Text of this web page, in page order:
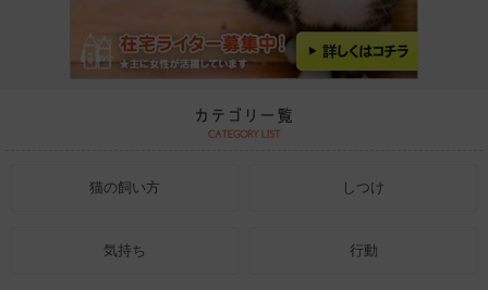
猫の飼い方 しつけ
気持ち 行動